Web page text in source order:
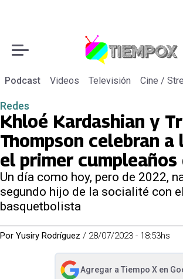
Podcast Videos Televisión Cine /
Redes
Khloé Kardashian y
Thompson celebran a
el primer cumpleaños
Un día como hoy, pero de 2022,
segundo hijo de la socialité con el
basquetbolista
Por Yusiry Rodríguez / 28/07/2023 - 18:53hs
Agregar a Tiempo Xen
abre en nueva pestaña